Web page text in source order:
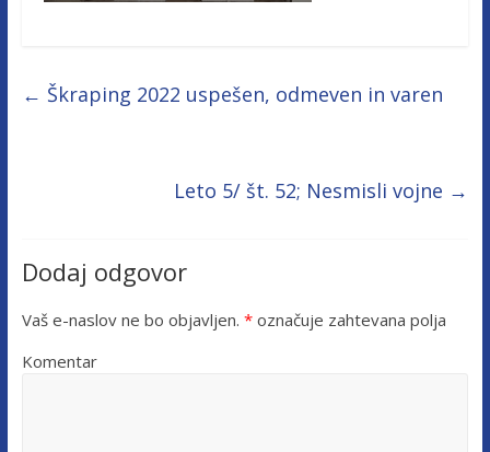
← Škraping 2022 uspešen, odmeven in varen
Leto 5/ št. 52; Nesmisli vojne →
Dodaj odgovor
Vaš e-naslov ne bo objavljen. *označuje zahtevana polja
Komentar